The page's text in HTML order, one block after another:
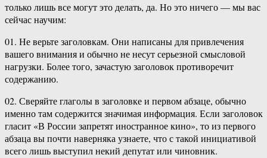
только лишь все могут это делать, да. Но это ничего — мы вас
сейчас научим:
01. Не верьте заголовкам. Они написаны для привлечения
вашего внимания и обычно не несут серьезной смысловой
нагрузки. Более того, зачастую заголовок противоречит
содержанию.
02. Сверяйте глаголы в заголовке и первом абзаце, обычно
именно там содержится значимая информация. Если заголовок
гласит «В России запретят иностранное кино», то из первого
абзаца вы почти наверняка узнаете, что с такой инициативой
всего лишь выступил некий депутат или чиновник.